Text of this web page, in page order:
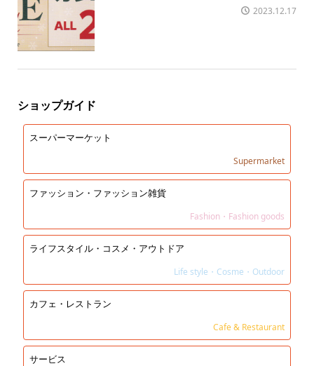
2023.12.17
ショップガイド
スーパーマーケット
Supermarket
ファッション・ファッション雑貨
Fashion・Fashion goods
ライフスタイル・コスメ・アウトドア
Life style・Cosme・Outdoor
カフェ・レストラン
Cafe & Restaurant
サービス